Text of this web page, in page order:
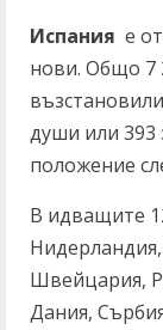
Испания е
нови. Общо 7
души или 393
положение
В идващите
Швейцария,
Дания,